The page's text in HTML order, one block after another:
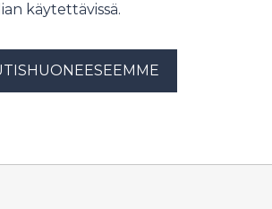
käytettävissä.